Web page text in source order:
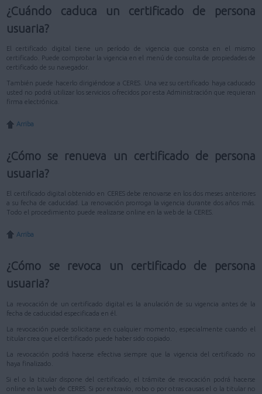
¿Cuándo caduca un certificado de persona
usuaria?
El certificado digital tiene un período de vigencia que consta en el mismo
certificado. Puede comprobar la vigencia en el menú de consulta de propiedades de
certificado de su navegador.
También puede hacerlo dirigiéndose a CERES. Una vez su certificado haya caducado
usted no podrá utilizar los servicios ofrecidos por esta Administración que requieran
firma electrónica.
Arriba
¿Cómo se renueva un certificado de persona
usuaria?
El certificado digital obtenido en CERES debe renovarse en los dos meses anteriores
a su fecha de caducidad. La renovación prorroga la vigencia durante dos años más.
Todo el procedimiento puede realizarse online en la web de la CERES.
Arriba
¿Cómo se revoca un certificado de persona
usuaria?
La revocación de un certificado digital es la anulación de su vigencia antes de la
fecha de caducidad especificada en él.
La revocación puede solicitarse en cualquier momento, especialmente cuando el
titular crea que el certificado puede haber sido copiado.
La revocación podrá hacerse efectiva siempre que la vigencia del certificado no
haya finalizado.
Si el o la titular dispone del certificado, el trámite de revocación podrá hacerse
online en la web de CERES. Si por extravío, robo o por otras causas el o la titular no